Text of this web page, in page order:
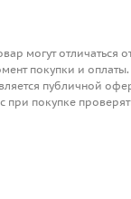
могут отличаться
покупки и
публичной
при покупке